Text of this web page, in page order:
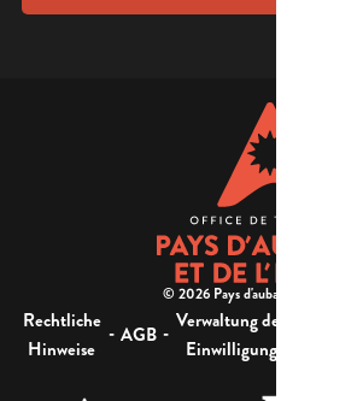
© 2026 Pays d'aubagne et de
Rechtliche
Hinweise
- AGB - Verwaltung der
Einwilligung